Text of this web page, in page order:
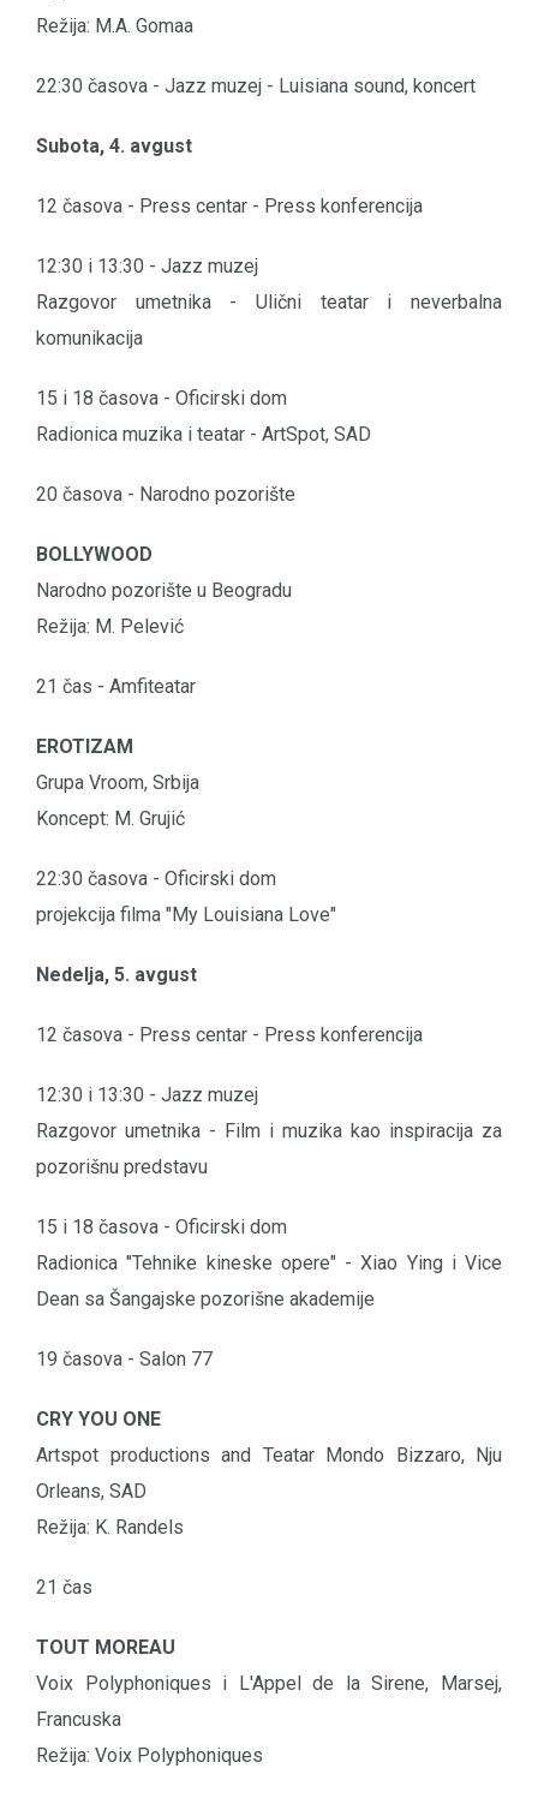
Režija: M.A. Gomaa
22:30 časova - Jazz muzej - Luisiana sound, koncert
Subota, 4. avgust
12 časova - Press centar - Press konferencija
12:30 i 13:30 - Jazz muzej
Razgovor umetnika - Ulični teatar i neverbalna
komunikacija
15 i 18 časova - Oficirski dom
Radionica muzika i teatar - ArtSpot, SAD
20 časova - Narodno pozorište
BOLLYWOOD
Narodno pozorište u Beogradu
Režija: M. Pelević
21 čas - Amfiteatar
EROTIZAM
Grupa Vroom, Srbija
Koncept: M. Grujić
22:30 časova - Oficirski dom
projekcija filma "My Louisiana Love"
Nedelja, 5. avgust
12 časova - Press centar - Press konferencija
12:30 i 13:30 - Jazz muzej
Razgovor umetnika - Film i muzika kao inspiracija za
pozorišnu predstavu
15 i 18 časova - Oficirski dom
Radionica "Tehnike kineske opere" - Xiao Ying i Vice
Dean sa Šangajske pozorišne akademije
19 časova - Salon 77
CRY YOU ONE
Artspot productions and Teatar Mondo Bizzaro, Nju
Orleans, SAD
Režija: K. Randels
21 čas
TOUT MOREAU
Voix Polyphoniques i L'Appel de la Sirene, Marsej,
Francuska
Režija: Voix Polyphoniques